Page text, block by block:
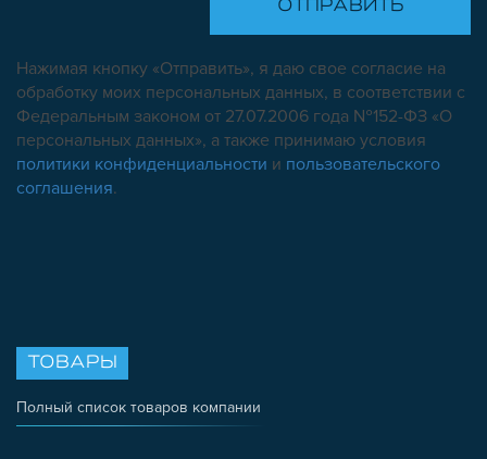
Нажимая кнопку «Отправить», я даю свое согласие на
обработку моих персональных данных, в соответствии с
Федеральным законом от 27.07.2006 года №152-ФЗ «О
персональных данных», а также принимаю условия
политики конфиденциальности и пользовательского
соглашения.
ТОВАРЫ
Полный список товаров компании